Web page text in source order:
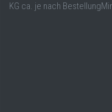
KG ca. je nach